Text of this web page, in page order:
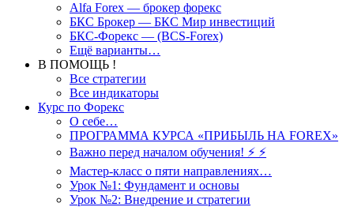
Alfa Forex — брокер форекс
БКС Брокер — БКС Мир инвестиций
БКС-Форекс — (BCS-Forex)
Ещё варианты…
В ПОМОЩЬ !
Все стратегии
Все индикаторы
Курс по Форекс
О себе…
ПРОГРАММА КУРСА «ПРИБЫЛЬ НА FOREX»
Важно перед началом обучения! ⚡ ⚡
Мастер-класс о пяти направлениях…
Урок №1: Фундамент и основы
Урок №2: Внедрение и стратегии